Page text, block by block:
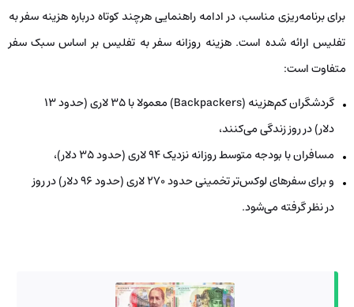
برای برنامه‌ریزی مناسب، در ادامه راهنمایی هرچند کوتاه درباره هزینه سفر به
تفلیس ارائه شده است. هزینه روزانه سفر به تفلیس بر اساس سبک سفر
متفاوت است:
گردشگران کم‌هزینه‌ (Backpackers) معمولا با 35 لاری (حدود 13
دلار) در روز زندگی می‌کنند،
مسافران با بودجه متوسط روزانه نزدیک 94 لاری (حدود 35 دلار)،
و برای سفرهای لوکس‌تر تخمینی حدود 270 لاری (حدود 96 دلار) در روز
در نظر گرفته می‌شود.